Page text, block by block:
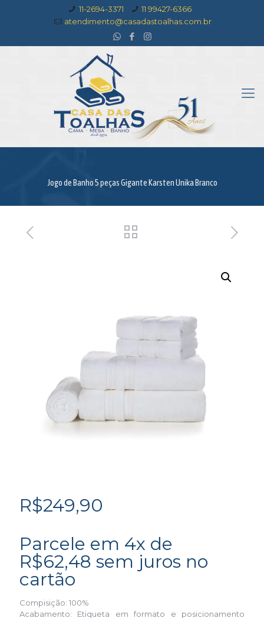
11-2694-3371
11 99427-6366
atendimento@casadastoalhas.com.br
Jogo de Banho 5 peças Gigante Karsten Unika Branco
R$249,90
Parcele em 4x de
R$62,48 sem juros no
cartão
Compisição: 100%
Acabamento: Etiqueta em formato e posicionamento